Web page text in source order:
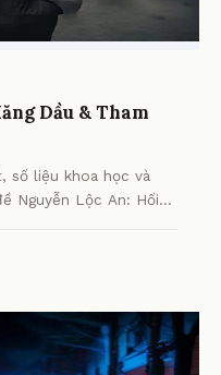
Dầu & Tham
số liệu khoa học và
Nguyễn Lộc An: Hối